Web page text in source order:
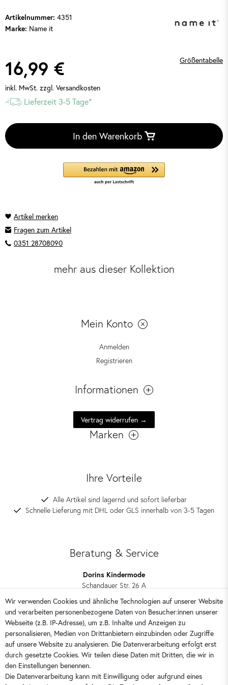
Artikelnummer: 4351
Marke: Name it
Größentabelle
16,99 €
inkl. MwSt. zzgl. Versandkosten
Lieferzeit 3-5 Tage*
In den Warenkorb
Fragen zum Artikel
0351 28708090
mehr aus dieser Kollektion
Mein Konto
Anmelden
Registrieren
Informationen
Vertrag widerrufen →
Marken
Ihre Vorteile
Alle Artikel sind lagernd und sofort lieferbar
Schnelle Lieferung mit DHL oder GLS innerhalb von 3-5 Tagen
Beratung & Service
Dorins Kindermode
Schandauer Str. 26 A
01309 Dresden
0351 28708090
kontakt@dorins-kindermode.de
Sie erreichen uns: Montag - Freitag 9 - 16 Uhr
Wir verwenden Cookies und ähnliche Technologien auf unserer Website
und verarbeiten personenbezogene Daten von Besucher:innen unserer
Webseite (z.B. IP-Adresse), um z.B. Inhalte und Anzeigen zu
personalisieren, Medien von Drittanbietern einzubinden oder Zugriffe
auf unsere Website zu analysieren. Die Datenverarbeitung erfolgt erst
durch gesetzte Cookies. Wir teilen diese Daten mit Dritten, die wir in
den Einstellungen benennen.
Die Datenverarbeitung kann mit Einwilligung oder aufgrund eines